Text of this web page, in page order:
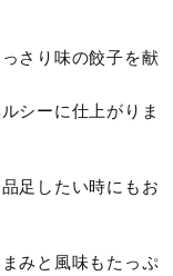
さり味の餃子を献
シーに仕上がりま
足したい時にもお
みと風味もたっぷ